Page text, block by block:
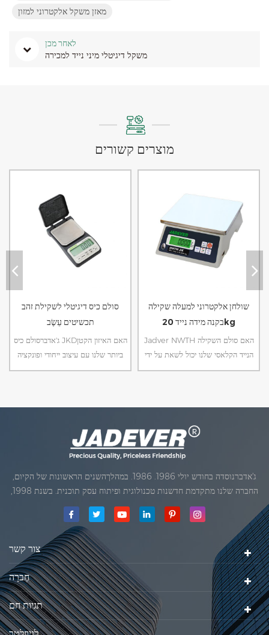
מאזן משקל אלקטרוני למזון
לאחר מכן
משקל דיגיטלי מיני נייד למכירה
מוצרים קשורים
סולם כיס דיגיטלי לשקילת זהב
תכשיטים עֵשֶׂב
ג'אדברסולם כיס JKDהאם האיזון הקטן
ביותר שלנו עם עיצוב ייחודי ופונקציה
לדוגמה, אידיאלי עבור שקילה
שולחן אלקטרוני למעלה שקילה
בקנה מידה נייד 20kg
Jadver NWTH האם סולם השקילה
הנייד הקלאסי שלנו יכול לשאת על ידי
אופנוע ולהשתמש בסוללות יבשות, עם
ג'אדברנוסדה בחודש יולי 1986. 1986. במהלךהשנים הראשונות של הקיום,
החברה שלנו מתקדמת חדשנות טכנולוגית ופיתוח עסק תוכנית. בשנת 1998,
החברה שלנו השיגה את המטרה האיכותי, כאשר הראשון של המוצרים שלנו
ג'אדברסולם ושות 'בע"מהיה
צור קשר
חֶברָה
תגיות חם